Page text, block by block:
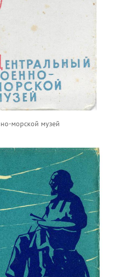
морской музей